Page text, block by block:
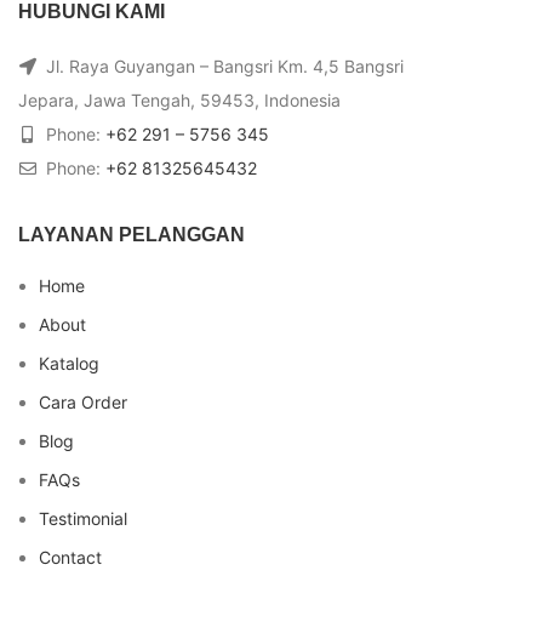
HUBUNGI KAMI
Jl. Raya Guyangan – Bangsri Km. 4,5 Bangsri
Jepara, Jawa Tengah, 59453, Indonesia
Phone: +62 291 – 5756 345
Phone: +62 81325645432
LAYANAN PELANGGAN
Home
About
Katalog
Cara Order
Blog
FAQs
Testimonial
Contact